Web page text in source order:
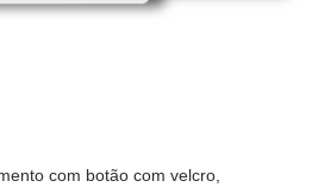
com botão com velcro,